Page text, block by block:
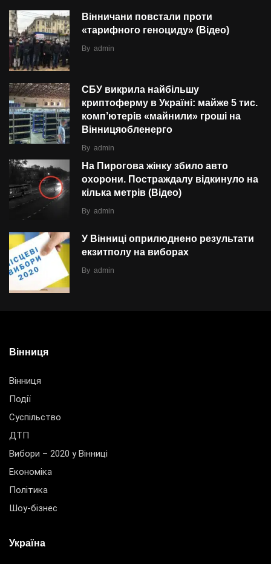
Вінничани повстали проти
«тарифного геноциду» (Відео)
By admin
СБУ викрила найбільшу
криптоферму в Україні: майже 5 тис.
комп’ютерів «майнили» гроші на
Вінницяобленерго
By admin
На Пирогова жінку збило авто
охорони. Постраждалу відкинуло на
кілька метрів (Відео)
By admin
У Вінниці оприлюднено результати
екзитполу на виборах
By admin
Вінниця
Вінниця
Події
Суспільство
ДТП
Вибори – 2020 у Вінниці
Економіка
Політика
Шоу-бізнес
Україна